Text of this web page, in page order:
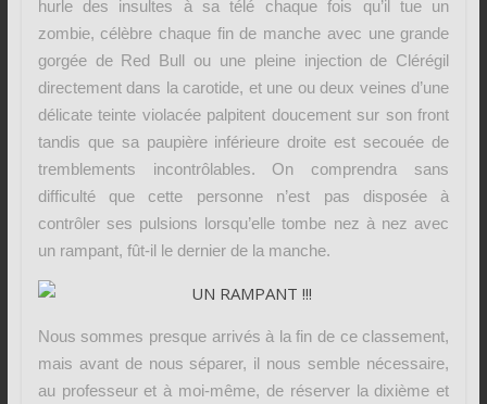
hurle des insultes à sa télé chaque fois qu’il tue un
zombie, célèbre chaque fin de manche avec une grande
gorgée de Red Bull ou une pleine injection de Clérégil
directement dans la carotide, et une ou deux veines d’une
délicate teinte violacée palpitent doucement sur son front
tandis que sa paupière inférieure droite est secouée de
tremblements incontrôlables. On comprendra sans
difficulté que cette personne n’est pas disposée à
contrôler ses pulsions lorsqu’elle tombe nez à nez avec
un rampant, fût-il le dernier de la manche.
Nous sommes presque arrivés à la fin de ce classement,
mais avant de nous séparer, il nous semble nécessaire,
au professeur et à moi-même, de réserver la dixième et